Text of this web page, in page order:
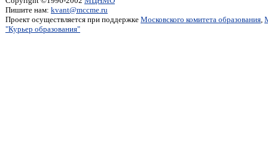
Пишите нам: kvant@mccme.ru
Проект осуществляется при поддержке Московского комитета образования,
"Курьер образования"